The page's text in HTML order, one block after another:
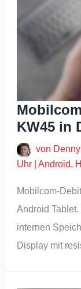
KW45 in
von
Uhr |Android,
Mobilcom-
Android
internen
Display mit